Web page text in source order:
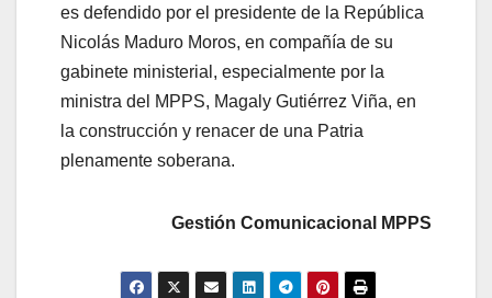
es defendido por el presidente de la República
Nicolás Maduro Moros, en compañía de su
gabinete ministerial, especialmente por la
ministra del MPPS, Magaly Gutiérrez Viña, en
la construcción y renacer de una Patria
plenamente soberana.
Gestión Comunicacional MPPS